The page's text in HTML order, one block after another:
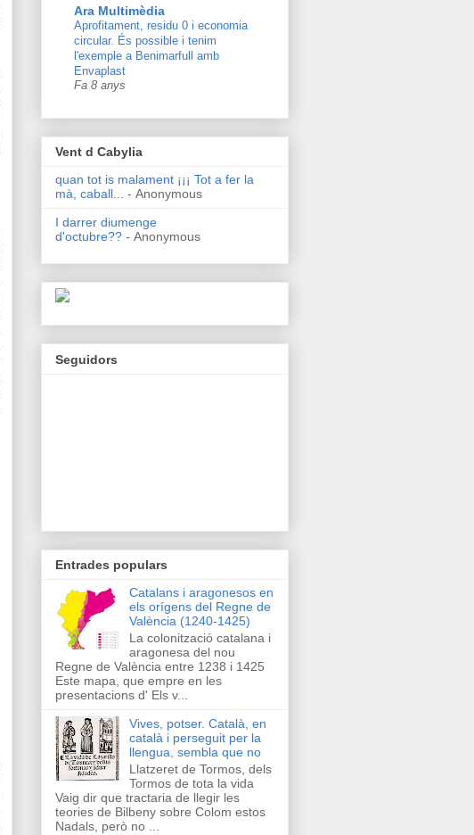
Ara Multimèdia
Aprofitament, residu 0 i economia
circular. És possible i tenim
l'exemple a Benimarfull amb
Envaplast
Fa 8 anys
Vent d Cabylia
quan tot is malament ¡¡¡ Tot a fer la
mà, caball...
- Anonymous
I darrer diumenge
d'octubre?? - Anonymous
Seguidors
Entrades populars
Catalans i aragonesos en
els orígens del Regne de
València (1240-1425)
La colonització catalana i
aragonesa del nou
Regne de València entre 1238 i 1425
Este mapa, que empre en les
presentacions d' Els v...
Vives, potser. Català, en
català i perseguit per la
llengua, sembla que no
Llatzeret de Tormos, dels
Tormos de tota la vida
Vaig dir que tractaria de llegir les
teories de Bilbeny sobre Colom estos
Nadals, però no ...